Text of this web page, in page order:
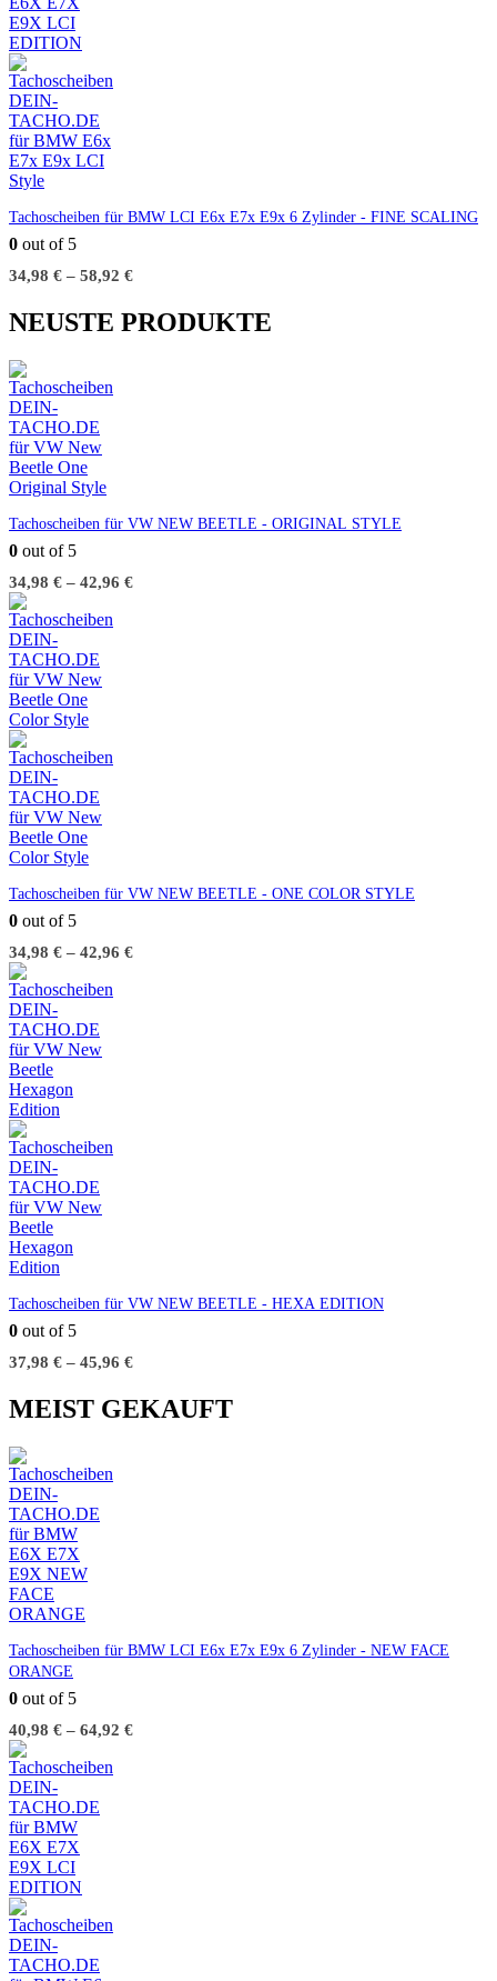
Tachoscheiben für BMW LCI E6x E7x E9x 6 Zylinder - FINE SCALING
0 out of 5
34,98 € – 58,92 €
NEUSTE PRODUKTE
Tachoscheiben für VW NEW BEETLE - ORIGINAL STYLE
0 out of 5
34,98 € – 42,96 €
Tachoscheiben für VW NEW BEETLE - ONE COLOR STYLE
0 out of 5
34,98 € – 42,96 €
Tachoscheiben für VW NEW BEETLE - HEXA EDITION
0 out of 5
37,98 € – 45,96 €
MEIST GEKAUFT
Tachoscheiben für BMW LCI E6x E7x E9x 6 Zylinder - NEW FACE
ORANGE
0 out of 5
40,98 € – 64,92 €